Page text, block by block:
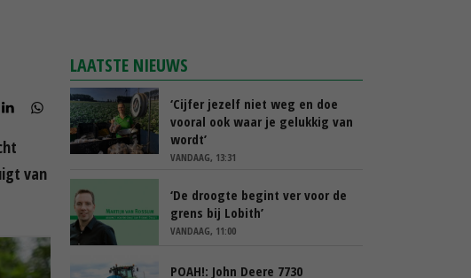
van
LAATSTE NIEUWS
‘Cijfer jezelf niet weg en doe
vooral ook waar je gelukkig van
wordt’
VANDAAG, 13:31
‘De droogte begint ver voor de
grens bij Lobith’
VANDAAG, 11:00
POAH!: John Deere 7730